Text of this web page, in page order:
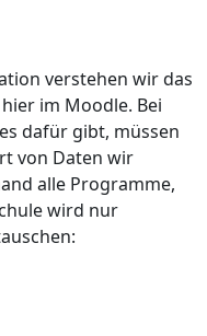
verstehen wir das
im Moodle. Bei
dafür gibt, müssen
von Daten wir
alle Programme,
wird nur